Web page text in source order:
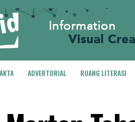
ADVERTORIAL RUANG LITERASI